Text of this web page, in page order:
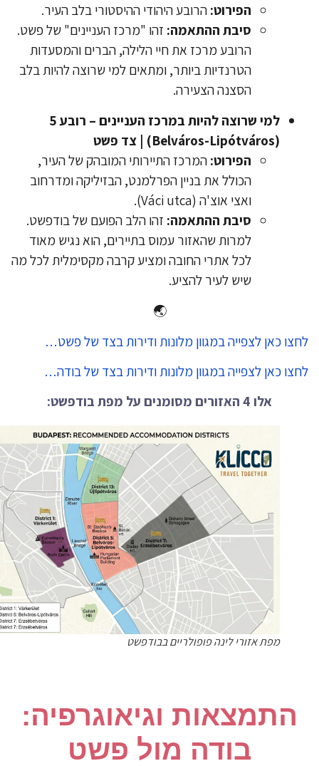
הפירוט:הרובע היהודי ההיסטורי בלב העיר.
סיבת ההתאמה:זהו "מרכז העניינים" של פשט.
הרובע מרכז את חיי הלילה, הברים והמסעדות
הטרנדיות ביותר, ומתאים למי שרוצה להיות בלב
הסצנה הצעירה.
למי שרוצה להיות במרכז העניינים – רובע 5
הפירוט:המרכז התיירותי המובהק של העיר,
הכולל את בניין הפרלמנט, הבזיליקה ומדרחוב
ואצי אוצ'ה (Váci utca).
סיבת ההתאמה:זהו הלב הפועם של בודפשט.
למרות שהאזור עמוס בתיירים, הוא נגיש מאוד
לכל אתרי החובה ומציע קרבה מקסימלית לכל מה
שיש לעיר להציע.
כאן לצפייה במגוון מלונות ודירות בצד של פשט…
כאן לצפייה במגוון מלונות ודירות בצד של בודה…
אלו 4 האזורים מסומנים על מפת בודפשט:
מפת אזורי לינה פופולריים בבודפשט
התמצאות וגיאוגרפיה:
בודה מול פשט